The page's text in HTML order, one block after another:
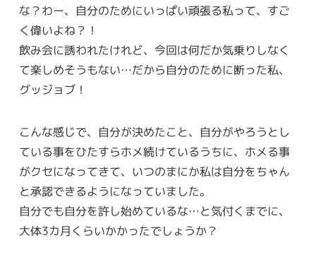
な？わー、自分のためにいっぱい頑張る私って、すご
く偉いよね？！
飲み会に誘われたけれど、今回は何だか気乗りしなく
て楽しめそうもない…だから自分のために断った私、
グッジョブ！
こんな感じで、自分が決めたこと、自分がやろうとし
ている事をひたすらホメ続けているうちに、ホメる事
がクセになってきて、いつのまにか私は自分をちゃん
と承認できるようになっていました。
自分でも自分を許し始めているな…と気付くまでに、
大体3カ月くらいかかったでしょうか？